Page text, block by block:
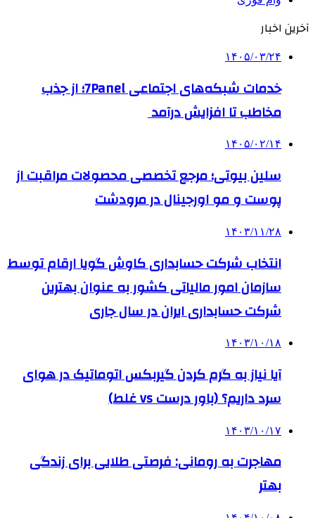
آخرین اخبار
۱۴۰۵/۰۳/۲۴
خدمات شبکه‌های اجتماعی 7Panel؛ از جذب
مخاطب تا افزایش درآمد
۱۴۰۵/۰۲/۱۴
سلین بیوتی؛ مرجع تخصصی محصولات مراقبت از
پوست و مو اورجینال در مرودشت
۱۴۰۳/۱۱/۲۸
انتخاب شرکت حسابداری کاوش گویا ارقام توسط
سازمان امور مالیاتی کشور به عنوان بهترین
شرکت حسابداری ایران در سال جاری
۱۴۰۳/۱۰/۱۸
آیا نیاز به گرم کردن گیربکس اتوماتیک در هوای
سرد داریم؟ (باور درست vs غلط)
۱۴۰۳/۱۰/۱۷
مهاجرت به رومانی: فرصتی طلایی برای زندگی
بهتر